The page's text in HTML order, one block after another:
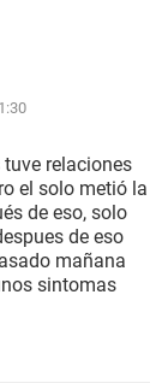
relaciones
el solo metió la
de eso, solo
de eso
mañana
sintomas